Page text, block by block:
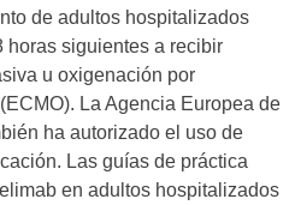
de adultos hospitalizados
horas siguientes a recibir
u oxigenación por
La Agencia Europea de
ha autorizado el uso de
Las guías de práctica
en adultos hospitalizados